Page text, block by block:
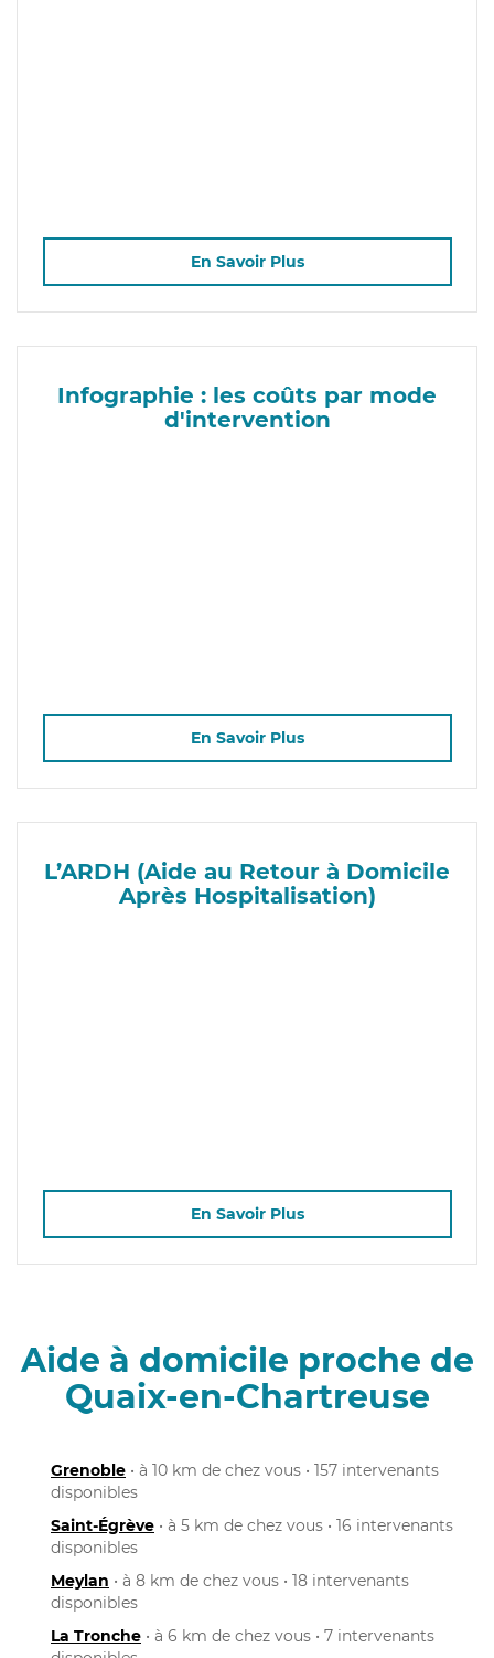
En Savoir Plus
Infographie : les coûts par mode
d'intervention
En Savoir Plus
L’ARDH (Aide au Retour à Domicile
Après Hospitalisation)
En Savoir Plus
Aide à domicile proche de
Quaix-en-Chartreuse
Grenoble • à 10 km de chez vous • 157 intervenants
disponibles
Saint-Égrève • à 5 km de chez vous • 16 intervenants
disponibles
Meylan • à 8 km de chez vous • 18 intervenants
disponibles
La Tronche • à 6 km de chez vous • 7 intervenants